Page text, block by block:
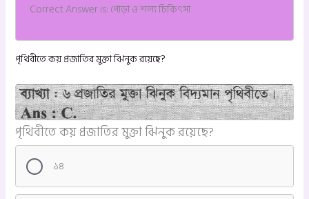
Correct Answer is: পোড়া ও শল্য চিকিৎসা
পৃথিবীতে কয় প্রজাতির মুক্তা ঝিনুক রয়েছে?
পৃথিবীতে কয় প্রজাতির মুক্তা ঝিনুক রয়েছে?
১৪